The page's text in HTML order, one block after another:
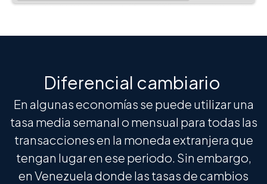
Diferencial cambiario
En algunas economías se puede utilizar una
tasa media semanal o mensual para todas las
transacciones en la moneda extranjera que
tengan lugar en ese periodo. Sin embargo,
en Venezuela donde las tasas de cambios